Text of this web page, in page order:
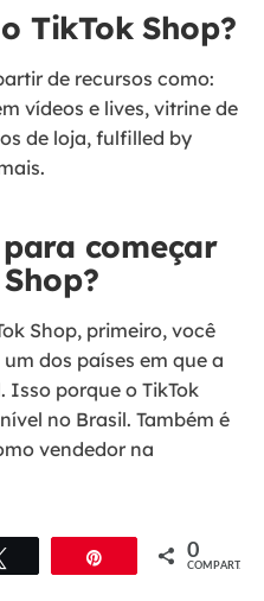
TikTok Shop?
de recursos como:
vídeos e lives, vitrine de
de loja, fulfilled by
começar
Shop, primeiro, você
dos países em que a
porque o TikTok
no Brasil. Também é
vendedor na
0
COMPART.